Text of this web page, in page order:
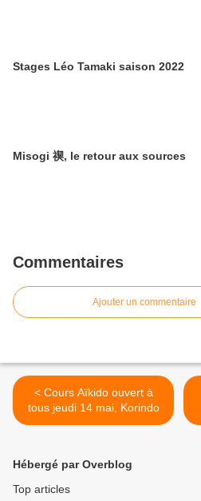
Stages Léo Tamaki saison 2022
Misogi 禊, le retour aux sources
Commentaires
Ajouter un commentaire
< Cours Aïkido ouvert à
tous jeudi 14 mai, Korindo
Hébergé par Overblog
Top articles